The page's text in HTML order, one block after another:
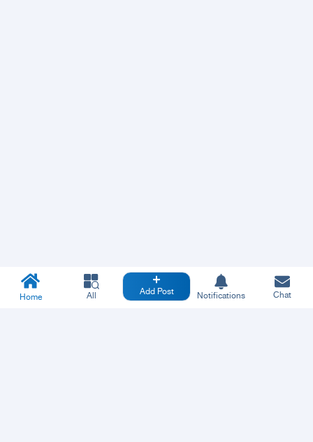
Home All Add Post Notifications Chat